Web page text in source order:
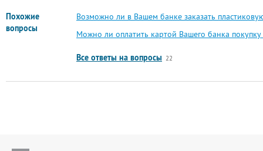
Похожие
вопросы
Возможно ли в Вашем банке заказать
Можно ли оплатить картой Вашего банка покупку
Все ответы на вопросы 22